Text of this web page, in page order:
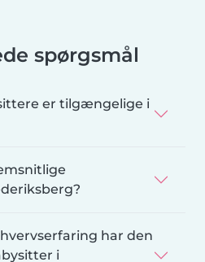
spørgsmål
er tilgængelige i
har den
i